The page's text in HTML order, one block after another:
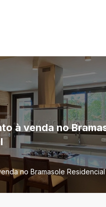
à venda no
no Bramasole Residencial